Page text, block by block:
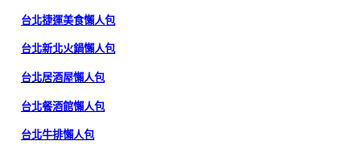
台北捷運美食懶人包
台北新北火鍋懶人包
台北居酒屋懶人包
台北餐酒館懶人包
台北牛排懶人包